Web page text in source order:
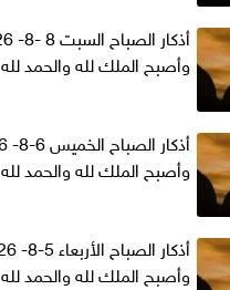
وأصبح الملك لله والحمد لله
وأصبح الملك لله والحمد لله
وأصبح الملك لله والحمد لله